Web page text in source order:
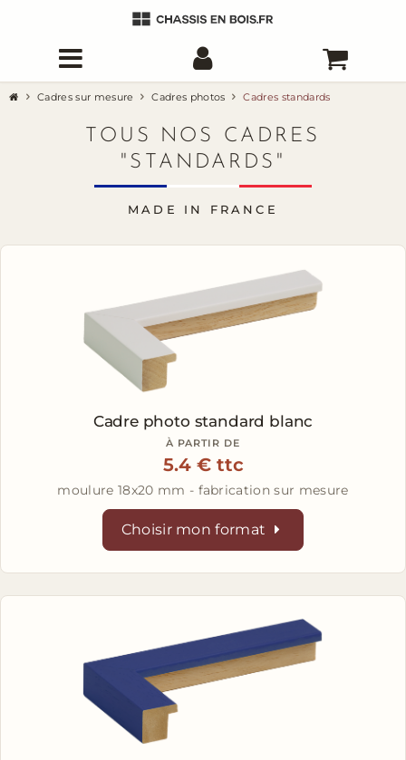
Cadres sur mesure Cadres photos Cadres standards
TOUS NOS CADRES
"STANDARDS"
Cadre photo standard blanc
À PARTIR DE
5.4 € ttc
moulure 18x20 mm - fabrication sur mesure
Choisir mon format